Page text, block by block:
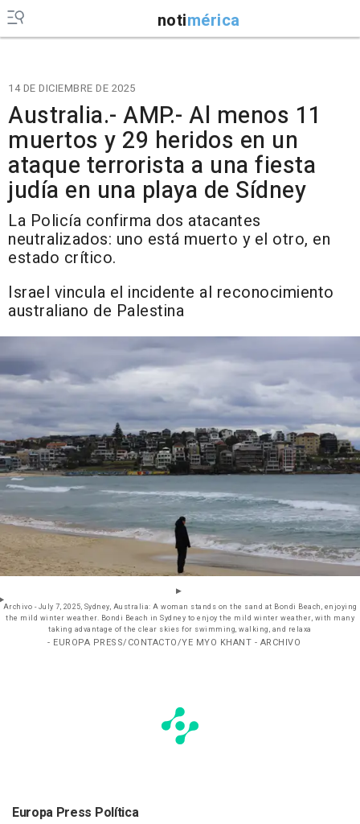
notimérica
14 DE DICIEMBRE DE 2025
Australia.- AMP.- Al menos 11
muertos y 29 heridos en un
ataque terrorista a una fiesta
judía en una playa de Sídney
La Policía confirma dos atacantes
neutralizados: uno está muerto y el otro, en
estado crítico.
Israel vincula el incidente al reconocimiento
australiano de Palestina
Archivo - July 7, 2025, Sydney, Australia: A woman stands on the sand at Bondi Beach, enjoying
the mild winter weather. Bondi Beach in Sydney to enjoy the mild winter weather, with many
taking advantage of the clear skies for swimming, walking, and relaxa
- EUROPA PRESS/CONTACTO/YE MYO KHANT - ARCHIVO
Europa Press Política